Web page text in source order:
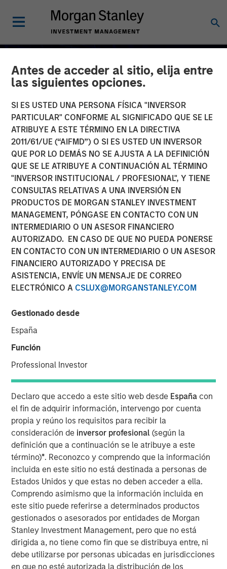
Antes de acceder al sitio, elija entre
las siguientes opciones.
SI ES USTED UNA PERSONA FÍSICA "INVERSOR
PARTICULAR" CONFORME AL SIGNIFICADO QUE SE LE
ATRIBUYE A ESTE TÉRMINO EN LA DIRECTIVA
2011/61/UE (“AIFMD”) O SI ES USTED UN INVERSOR
QUE POR LO DEMÁS NO SE AJUSTA A LA DEFINICIÓN
QUE SE LE ATRIBUYE A CONTINUACIÓN AL TÉRMINO
"INVERSOR INSTITUCIONAL / PROFESIONAL", Y TIENE
CONSULTAS RELATIVAS A UNA INVERSIÓN EN
PRODUCTOS DE MORGAN STANLEY INVESTMENT
MANAGEMENT, PÓNGASE EN CONTACTO CON UN
INTERMEDIARIO O UN ASESOR FINANCIERO
AUTORIZADO. EN CASO DE QUE NO PUEDA PONERSE
EN CONTACTO CON UN INTERMEDIARIO O UN ASESOR
FINANCIERO AUTORIZADO Y PRECISA DE
ASISTENCIA, ENVÍE UN MENSAJE DE CORREO
ELECTRÓNICO A CSLUX@MORGANSTANLEY.COM
Gestionado desde
España
Función
Professional Investor
Declaro que accedo a este sitio web desde España con
el fin de adquirir información, intervengo por cuenta
propia y reúno los requisitos para recibir la
consideración de inversor profesional(según la
definición que a continuación se le atribuye a este
término)*. Reconozco y comprendo que la información
incluida en este sitio no está destinada a personas de
Estados Unidos y que estas no deben acceder a ella.
Comprendo asimismo que la información incluida en
este sitio puede referirse a determinados productos
gestionados o asesorados por entidades de Morgan
Stanley Investment Management, pero que no está
dirigida a, no tiene como fin que se distribuya entre, ni
debe utilizarse por personas ubicadas en jurisdicciones
en que no esté autorizada la distribución de los
2026 OUTLOOKS INSIGHTS
Commodity Market
Outlook: Trends Driving
Optimism in 2026
12 DICIEMBRE 2025
Gregory Liebl, CFA
Adam Swinney, CFA
Vice President
The outlook for broad commodities in 2026 appears
increasingly optimistic. After a period of volatility and
adjustment, global commodity markets may be poised to
benefit from a confluence of positive trends in the new
year. Let’s review the major themes shaping each sector.
Energy markets seeking stability amid transition
Energy commodities enter 2026 at an interesting
crossroads. On one hand, oil and gas markets have
abundant supply and somewhat softer pricing. On the